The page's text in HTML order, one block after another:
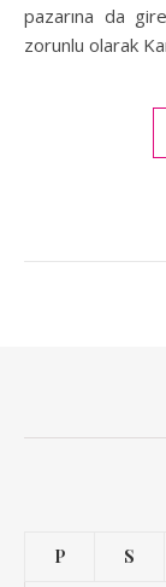
pazarına da
zorunlu olarak
P S